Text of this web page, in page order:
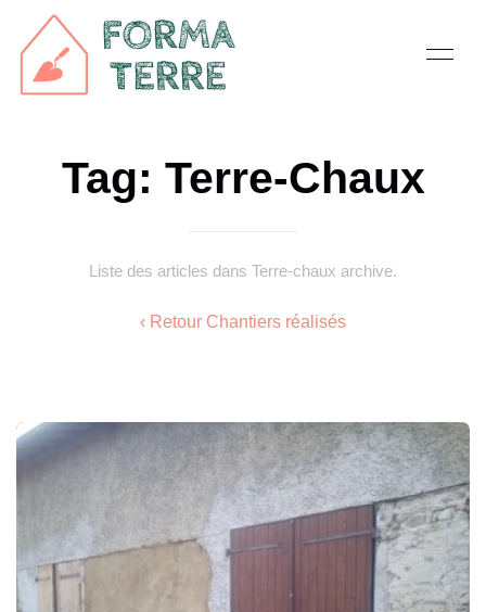
Tag: Terre-Chaux
Liste des articles dans Terre-chaux archive.
‹ Retour Chantiers réalisés